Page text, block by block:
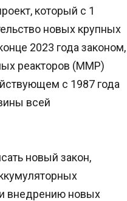
который с 1
новых крупных
2023 года законом,
реакторов (ММР)
с 1987 года
всей
новый закон,
внедрению новых